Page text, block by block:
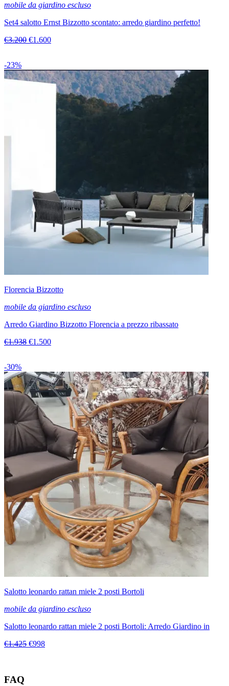
mobile da giardino escluso
Set4 salotto Ernst Bizzotto scontato: arredo giardino perfetto!
€3.200 €1.600
-23%
Florencia Bizzotto
mobile da giardino escluso
Arredo Giardino Bizzotto Florencia a prezzo ribassato
€1.938 €1.500
-30%
Salotto leonardo rattan miele 2 posti Bortoli
mobile da giardino escluso
Salotto leonardo rattan miele 2 posti Bortoli: Arredo Giardino in
€1.425 €998
FAQ